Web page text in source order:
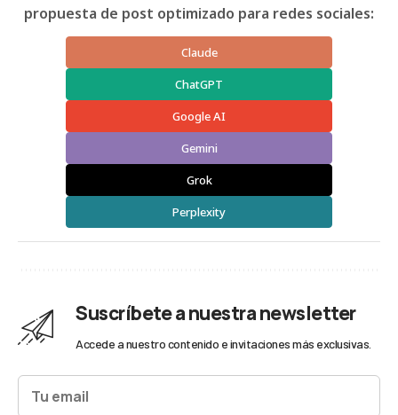
propuesta de post optimizado para redes sociales:
Claude
ChatGPT
Google AI
Gemini
Grok
Perplexity
Suscríbete a nuestra newsletter
Accede a nuestro contenido e invitaciones más exclusivas.